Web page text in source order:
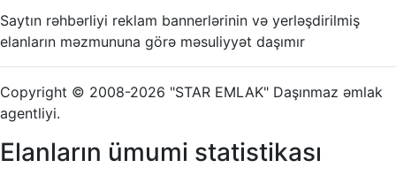
Saytın rəhbərliyi reklam bannerlərinin və yerləşdirilmiş
elanların məzmununa görə məsuliyyət daşımır
Copyright © 2008-2026 "STAR EMLAK" Daşınmaz əmlak
agentliyi.
Elanların ümumi statistikası